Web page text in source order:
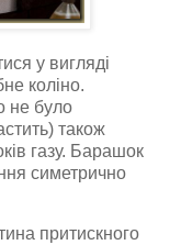
у вигляді
коліно.
не було
також
газу. Барашок
симетрично
притискного